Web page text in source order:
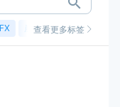
崩溃 账号 渲染
查看更多标签